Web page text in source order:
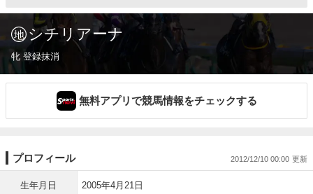
シチリアーナ
牝 登録抹消
無料アプリで競馬情報をチェックする
プロフィール 2012/12/10 00:00
生年月日 2005年4月21日